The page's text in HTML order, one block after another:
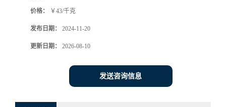
价格： ￥43/千克
发布日期： 2024-11-20
更新日期： 2026-08-10
发送咨询信息